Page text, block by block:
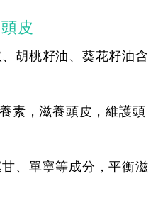
皮
胡桃籽油、葵花籽油含
素，滋養頭皮，維護頭
、單寧等成分，平衡滋